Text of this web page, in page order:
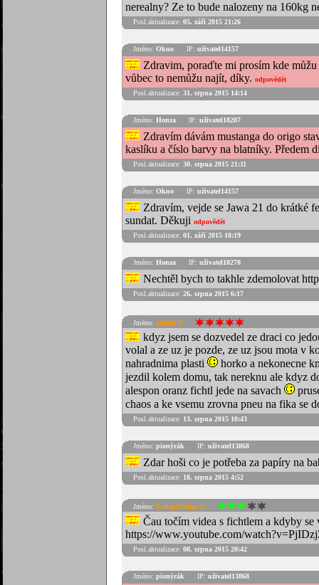
nerealny? Ze to bude nalozeny na 160kg
Posl.aktualizace: 05. září 2015 21:26
Jméno: Okno IP: uživatel14157
Zdravim, poraďte mi prosím kde
vůbec to nemůžu najít, díky. odpovědět
Posl.aktualizace: 31. srpna 2015 14:14
Jméno: Honza IP: uživatel18287
Zdravím dávám mustanga do origo
kaslíku a číslo barvy na blatníky. Předem
Posl.aktualizace: 30. srpna 2015 21:11
Jméno: Okno IP: uživatel14157
Zdravím, vejde se Jawa 21 do krátké
sundat. Děkuji odpovědět
Posl.aktualizace: 01. září 2015 18:19
Jméno: Honza IP: uživatel18270
Nechtěl bych to takhle zdemolovat
Posl.aktualizace: 26. srpna 2015 6:17
Jméno: admin ®
kdyz jsem se dozvedel ze draci co
volal a ze uz je pozde, ze uz jsou mota v
nahradnima plasti
horko a nekonecne
jezdil kolem domu, tak nereknu ale kdyz
alespon oranz fichtl jede na savach
chaos a ke vsemu zrovna pneu na fika se
Posl.aktualizace: 13. srpna 2015 10:43
Jméno: pionýrák IP: uživatel13868
Zdar hoši co je potřeba za papíry na
Posl.aktualizace: 18. srpna 2015 4:52
Jméno: Radekfichtlar ®
Čau točím videa s fichtlem a kdyby
https://www.youtube.com/
Posl.aktualizace: 08. srpna 2015 20:42
Jméno: pionýrák IP: uživatel13868